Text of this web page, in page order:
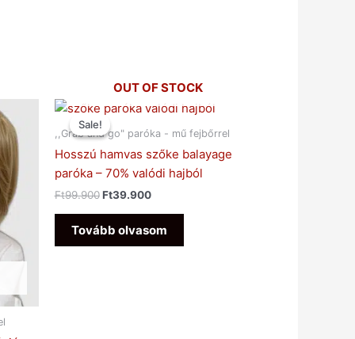
Sale!
OUT OF STOCK
Sale!
,,Grab and go" paróka - mű fejbőrrel
Hosszú hamvas szőke balayage
paróka – 70% valódi hajból
Ft99.900
Original
price
was:
Ft39.900
Current
price
is:
Tovább olvasom